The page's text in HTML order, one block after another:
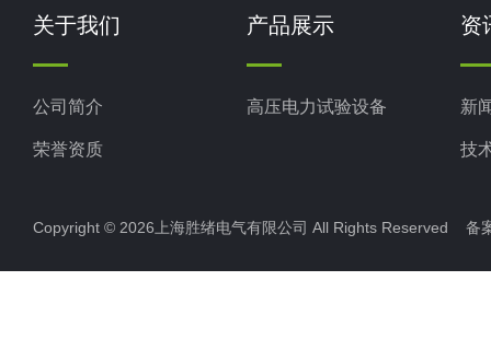
关于我们
公司简介
荣誉资质
产品展示
高压电力试验设备
资
新
技
Copyright © 2026上海胜绪电气有限公司 All Rights Reserved 备